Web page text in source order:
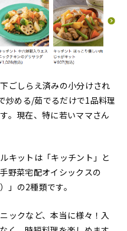
ごしらえ済みの小分けされ
炒める/茹でるだけで1品料理
。現在、特に若いママさん
キットは「キッチント」と
野菜宅配オイシックスの
」の2種類です。
ックなど、本当に様々！入